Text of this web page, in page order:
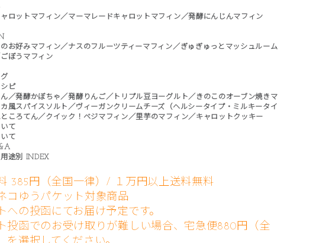
ャロットマフィン／マーマレードキャロットマフィン／発酵にんじんマフィン
お好みマフィン／ナスのフルーツティーマフィン／ぎゅぎゅっとマッシュルーム
ぼうマフィン
ピ
／発酵かぼちゃ／発酵りんご／トリプル豆ヨーグルト／きのこのオーブン焼きマ
カ風スパイスソルト／ヴィーガンクリームチーズ（ヘルシータイプ・ミルキータイ
ところてん／クイック！ベジマフィン／里芋のマフィン／キャロットクッキー
て
て
用途別 INDEX
385円（全国一律）/ １万円以上送料無料
コゆうパケット対象商品
への投函にてお届け予定です。
投函でのお受け取りが難しい場合、宅急便880円（全